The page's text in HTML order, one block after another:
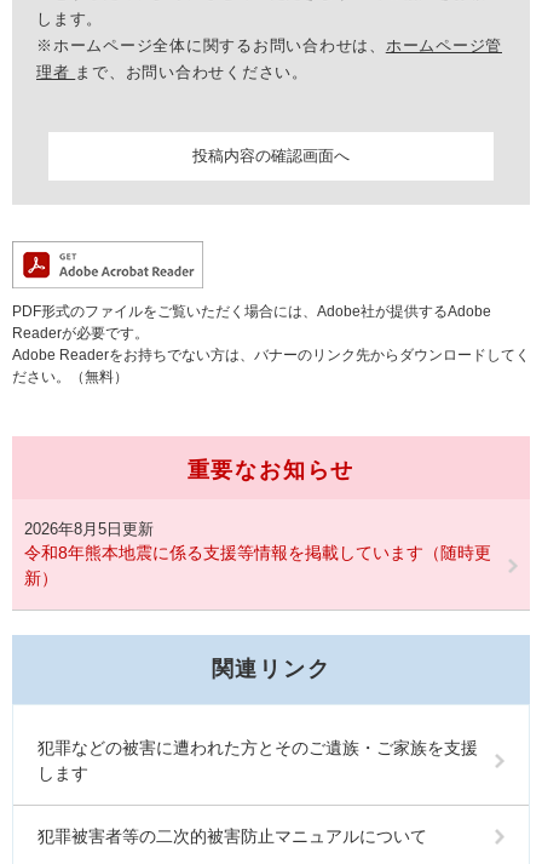
します。
※ホームページ全体に関するお問い合わせは、 ホームページ管
理者 まで、お問い合わせください。
PDF形式のファイルをご覧いただく場合には、Adobe社が提供するAdobe
Readerが必要です。
Adobe Readerをお持ちでない方は、バナーのリンク先からダウンロードしてく
ださい。（無料）
重要なお知らせ
2026年8月5日更新
令和8年熊本地震に係る支援等情報を掲載しています（随時更
新）
関連リンク
犯罪などの被害に遭われた方とそのご遺族・ご家族を支援
します
犯罪被害者等の二次的被害防止マニュアルについて